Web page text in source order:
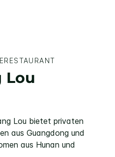
Lou
Lou bietet privaten
aus Guangdong und
aus Hunan und